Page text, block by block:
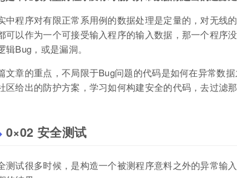
中程序对有限正常系用例的数据处理是定量的，对无线
可以作为一个可接受输入程序的输入数据，那一个程序
辑Bug，或是漏洞。
文章的重点，不局限于Bug问题的代码是如何在异常数
区给出的防护方案，学习如何构建安全的代码，去过滤那
0×02 安全测试
测试很多时候，是构造一个被测程序意料之外的异常输